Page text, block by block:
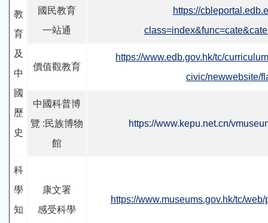
教
育
及
中
國
歷
史
國民教育
一站通
https://
價值觀教育
https://www.edb.gov.hk/tc/
civic/newwebsite/
中國科普博
覽 :民族博物
館
https://www.kepu.net.cn/
科
學
知
康文署
感受科學
https://www.museums.gov.hk/tc/